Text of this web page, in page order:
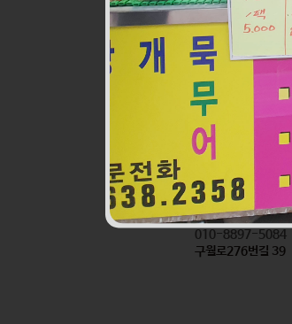
진로할인마트앞반찬
식품
010-8897-5084
구월로276번길 39